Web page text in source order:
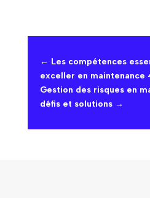
← Les compétences
exceller en maintenance
Gestion des risques en
défis et solutions→